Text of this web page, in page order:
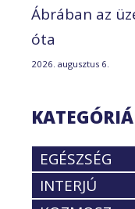
Ábrában az
óta
2026. augusztus 6.
EGÉSZSÉG
INTERJÚ